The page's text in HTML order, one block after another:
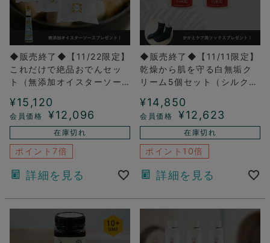
◆販売終了◆【11/22限定】
これだけで絶品おでんセッ
ト（無添加オイスターソー
¥15,120
¥12,096
在庫切れ
ポイント7倍
詳細を見る
◆販売終了◆【11/11限定】
乾燥から肌を守る白無垢ク
リーム5個セット（シルクと
ト付）
¥14,850
¥12,623
在庫切れ
ポイント10倍
詳細を見る